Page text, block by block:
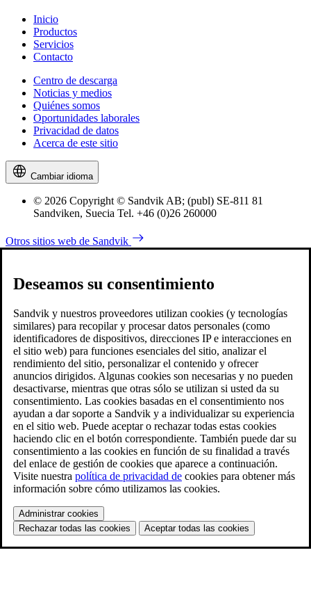
Inicio
Productos
Servicios
Contacto
Centro de descarga
Noticias y medios
Quiénes somos
Oportunidades laborales
Privacidad de datos
Acerca de este sitio
Cambiar idioma
© 2026 Copyright © Sandvik AB; (publ) SE-811 81
Sandviken, Suecia Tel. +46 (0)26 260000
Otros sitios web de Sandvik
Deseamos su consentimiento
Sandvik y nuestros proveedores utilizan cookies (y tecnologías
similares) para recopilar y procesar datos personales (como
identificadores de dispositivos, direcciones IP e interacciones en
el sitio web) para funciones esenciales del sitio, analizar el
rendimiento del sitio, personalizar el contenido y ofrecer
anuncios dirigidos. Algunas cookies son necesarias y no pueden
desactivarse, mientras que otras sólo se utilizan si usted da su
consentimiento. Las cookies basadas en el consentimiento nos
ayudan a dar soporte a Sandvik y a individualizar su experiencia
en el sitio web. Puede aceptar o rechazar todas estas cookies
haciendo clic en el botón correspondiente. También puede dar su
consentimiento a las cookies en función de su finalidad a través
del enlace de gestión de cookies que aparece a continuación.
Visite nuestra política de privacidad de cookies para obtener más
información sobre cómo utilizamos las cookies.
Administrar cookies
Rechazar todas las cookies
Aceptar todas las cookies